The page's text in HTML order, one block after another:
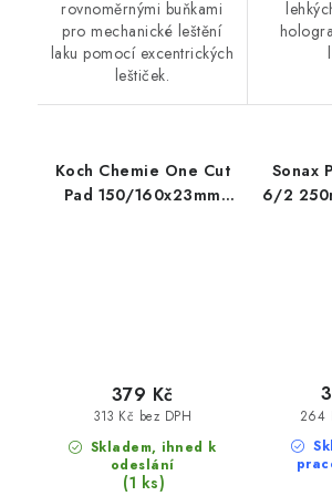
rovnoměrnými buňkami
pro mechanické leštění
laku pomocí excentrických
leštiček.
Koch Chemie One Cut
Pad 150/160x23mm
Skladem, ihned k
odeslání
(1 ks)
313 Kč bez DPH
379 Kč
Sonax
6/2
264